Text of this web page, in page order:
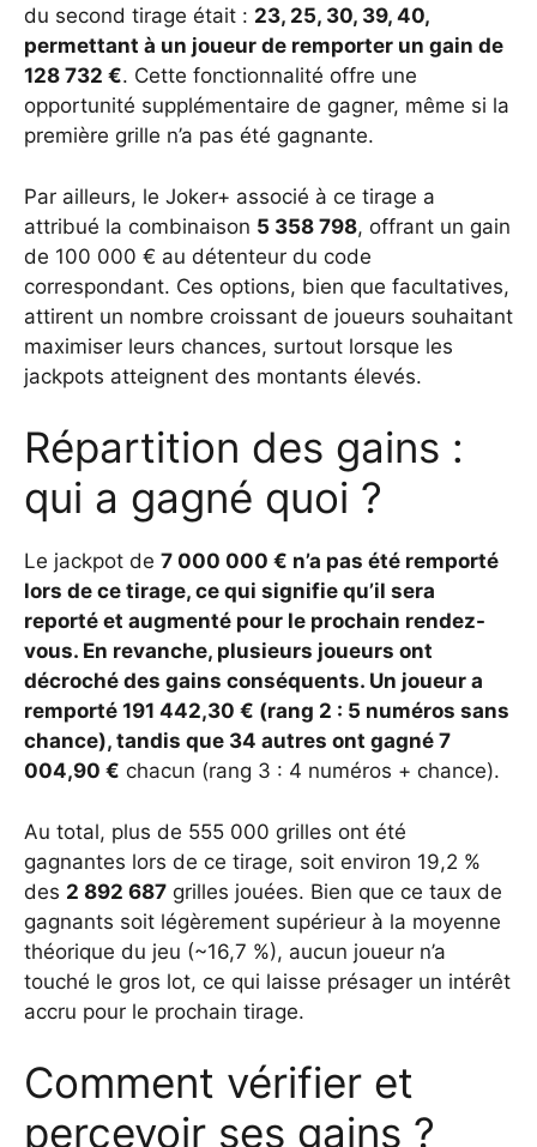
du second tirage était : 23, 25, 30, 39, 40,
permettant à un joueur de remporter un gain de
128 732 €. Cette fonctionnalité offre une
opportunité supplémentaire de gagner, même si la
première grille n’a pas été gagnante.
Par ailleurs, le Joker+ associé à ce tirage a
attribué la combinaison 5 358 798, offrant un gain
de 100 000 € au détenteur du code
correspondant. Ces options, bien que facultatives,
attirent un nombre croissant de joueurs souhaitant
maximiser leurs chances, surtout lorsque les
jackpots atteignent des montants élevés.
Répartition des gains :
qui a gagné quoi ?
Le jackpot de 7 000 000 € n’a pas été remporté
lors de ce tirage, ce qui signifie qu’il sera
reporté et augmenté pour le prochain rendez-
vous. En revanche, plusieurs joueurs ont
décroché des gains conséquents. Un joueur a
remporté 191 442,30 € (rang 2 : 5 numéros sans
chance), tandis que 34 autres ont gagné 7
004,90 € chacun (rang 3 : 4 numéros + chance).
Au total, plus de 555 000 grilles ont été
gagnantes lors de ce tirage, soit environ 19,2 %
des 2 892 687 grilles jouées. Bien que ce taux de
gagnants soit légèrement supérieur à la moyenne
théorique du jeu (~16,7 %), aucun joueur n’a
touché le gros lot, ce qui laisse présager un intérêt
accru pour le prochain tirage.
Comment vérifier et
percevoir ses gains ?